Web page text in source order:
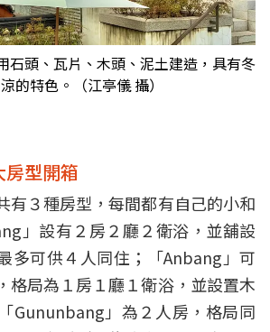
頭、瓦片、木頭、泥土建造，具有冬
的特色。（江亭儀 攝）
型開箱
有３種房型，每間都有自己的小和
」設有２房２廳２衛浴，並舖設
多可供４人同住；「Anbang」可
格局為１房１廳１衛浴，並設置木
Gununbang」為２人房，格局同